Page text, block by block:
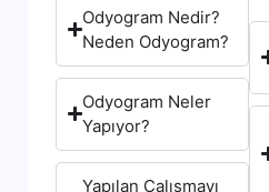
Odyogram Nedir?
Neden Odyogram?
Odyogram Neler
Yapıyor?
Yapılan Çalışmayı